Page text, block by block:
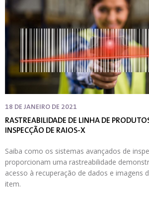
18 DE JANEIRO DE 2021
RASTREABILIDADE DE LINHA DE
INSPECÇÃO DE RAIOS-X
Saiba como os sistemas avançados de
proporcionam uma rastreabilidade
acesso à recuperação de dados e imagens
item.